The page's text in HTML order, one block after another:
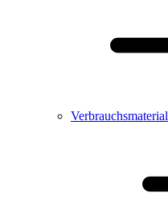
Verbrauchsmaterial